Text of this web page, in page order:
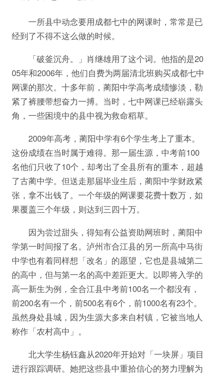
一所县中动念要用成都七中的网课时，常常是已
经到了不得不这么做的时候。
「破釜沉舟。」肖继雄用了这个词。他指的是20
05年和2006年，他们自费为两届清北班购买成都七中
网课的那次。十多年前，蔺阳中学高考成绩惨淡，勒
紧了裤腰带想奋力一搏。当时，七中网课已经崭露头
角，一些困境中的县中视为救命稻草。
2009年高考，蔺阳中学有6个学生考上了重本。
这份成绩在当时属于难得。那一届生源，中考前100
名他们只收了10个，却考出了全县所有的重本，超越
了古蔺中学。但送走那届毕业生后，蔺阳中学财政紧
张，拿不出钱了。一个年级的网课要花费十数万，如
果覆盖三个年级，则达到三四十万。
因为尝过甜头，得知有公益资助网班时，蔺阳中
学第一时间报了名。泸州市合江县的另一所高中马街
中学也有着同样想「改名」的愿望，它也是县城第二
的高中，但与第一名的高中差距更大。以即将入学的
高一新生为例，全合江县中考前100名一个都没有，
前200名有一个，前500名有6个，前1000名有23个。
虽然身处县城，因为生源大多来自村镇，它被当地人
称作「农村高中」。
北大学生杨钰鑫从2020年开始对「一块屏」项目
进行跟踪调研。她把这些县中重拾信心的努力理解为